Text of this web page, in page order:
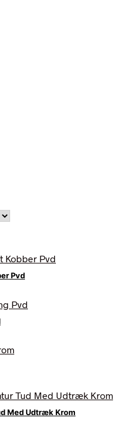
Pvd
Med Udtræk Krom